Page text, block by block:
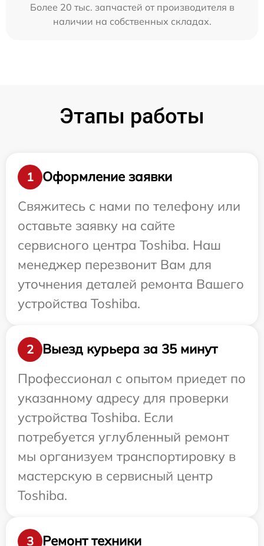
Более 20 тыс. запчастей от производителя в
наличии на собственных складах.
Этапы работы
1
Оформление заявки
Свяжитесь с нами по телефону или
оставьте заявку на сайте
сервисного центра Toshiba. Наш
менеджер перезвонит Вам для
уточнения деталей ремонта Вашего
устройства Toshiba.
2
Выезд курьера за 35 минут
Профессионал с опытом приедет по
указанному адресу для проверки
устройства Toshiba. Если
потребуется углубленный ремонт
мы организуем транспортировку в
мастерскую в сервисный центр
Toshiba.
3 Ремонт техники